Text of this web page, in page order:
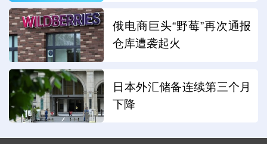
俄电商巨头“野莓”再次通报
仓库遭袭起火
日本外汇储备连续第三个月
下降